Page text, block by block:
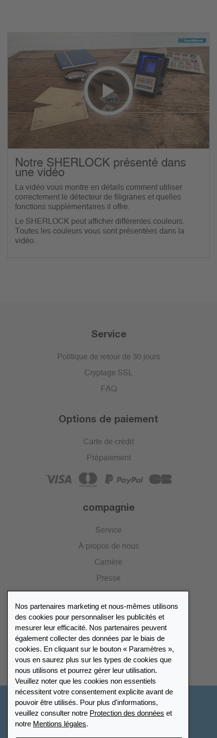
Notre SHERLOCK présenté dans
une vidéo
La vidéo vous montre en détails comment utiliser
correctement le détecteur de filigranes et quelles
fonctions supplémentaires il offre.
Le SHERLOCK peut afficher différentes couleurs.
Toutes les couleurs vous sont présentées dans la
vidéo.
Service
Politique de retour de 30 jours
Cryptage SSL
FAQ
Options de paiement
Carte de crédit
Prépaiement
compagnie
Service
À propos de nous
Carrière
Presse
Portail des revendeurs
Répertoire des revendeurs
Trouver Leuchtturm
Nos partenaires marketing et nous-mêmes utilisons
des cookies pour personnaliser les publicités et
mesurer leur efficacité. Nos partenaires peuvent
également collecter des données par le biais de
cookies. En cliquant sur le bouton « Paramètres »,
vous en saurez plus sur les types de cookies que
nous utilisons et pourrez gérer leur utilisation.
Veuillez noter que les cookies non essentiels
nécessitent votre consentement explicite avant de
pouvoir être utilisés. Pour plus d'informations,
veuillez consulter notre Protection des données et
notre Mentions légales.
France
Paramètres des cookies